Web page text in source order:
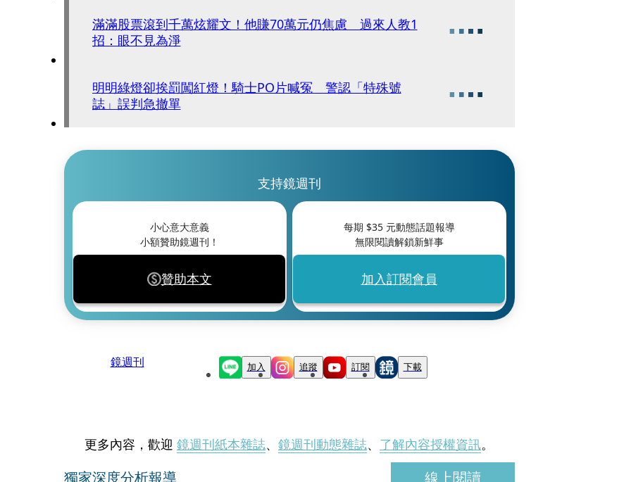
滿滿股票滾到千萬炫耀文！他賺70萬元仍焦慮 過來人教1
招：眼不見為淨
明明綠燈卻挨罰闖紅燈！騎士PO片喊冤 警認「特殊號
誌」誤判急撤單
支持鏡週刊
小心意大意義
小額贊助鏡週刊！
贊助本文
每期 $35元動態話題報導
無限閱讀解鎖新鮮事
加入訂閱會員
鏡週刊 加入 追蹤 訂閱 下載
更多內容，歡迎 鏡週刊紙本雜誌、 鏡週刊動態雜誌、 了解內容授權資訊。
獨家深度分析報導 線上閱讀